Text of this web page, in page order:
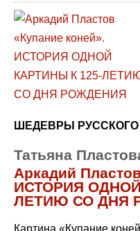
ШЕДЕВРЫ
Татьяна
Аркадий
ИСТОРИЯ
ЛЕТИЮ СО ДНЯ
Картина «Купание